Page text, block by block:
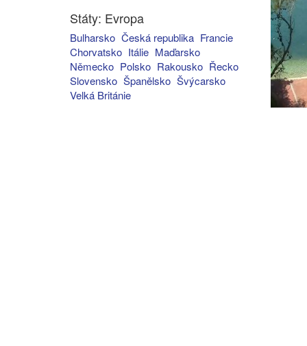
Státy: Evropa
Bulharsko Česká republika Francie
Chorvatsko Itálie Maďarsko
Německo Polsko Rakousko Řecko
Slovensko Španělsko Švýcarsko
Velká Británie